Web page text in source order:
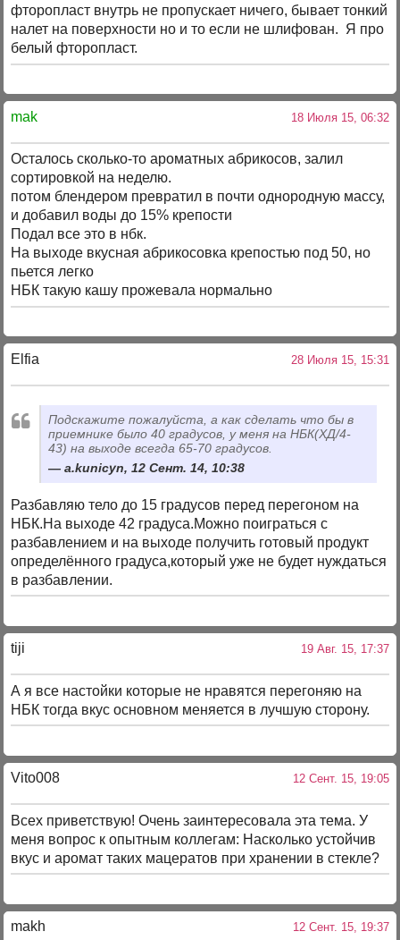
фторопласт внутрь не пропускает ничего, бывает тонкий
налет на поверхности но и то если не шлифован. Я про
белый фторопласт.
mak 18 Июля 15, 06:32
Осталось сколько-то ароматных абрикосов, залил
сортировкой на неделю.
потом блендером превратил в почти однородную массу,
и добавил воды до 15% крепости
Подал все это в нбк.
На выходе вкусная абрикосовка крепостью под 50, но
пьется легко
НБК такую кашу прожевала нормально
Elfia 28 Июля 15, 15:31
Подскажите пожалуйста, а как сделать что бы в
приемнике было 40 градусов, у меня на НБК(ХД/4-
43) на выходе всегда 65-70 градусов.
a.kunicyn, 12 Сент. 14, 10:38
Разбавляю тело до 15 градусов перед перегоном на
НБК.На выходе 42 градуса.Можно поиграться с
разбавлением и на выходе получить готовый продукт
определённого градуса,который уже не будет нуждаться
в разбавлении.
tiji 19 Авг. 15, 17:37
А я все настойки которые не нравятся перегоняю на
НБК тогда вкус основном меняется в лучшую сторону.
Vito008 12 Сент. 15, 19:05
Всех приветствую! Очень заинтересовала эта тема. У
меня вопрос к опытным коллегам: Насколько устойчив
вкус и аромат таких мацератов при хранении в стекле?
makh 12 Сент. 15, 19:37